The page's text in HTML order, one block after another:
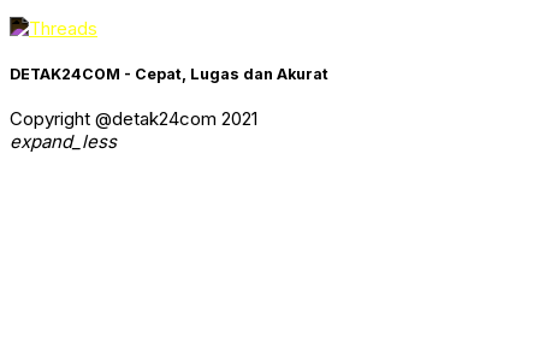
DETAK24COM - Cepat, Lugas dan Akurat
Copyright @detak24com 2021
expand_less